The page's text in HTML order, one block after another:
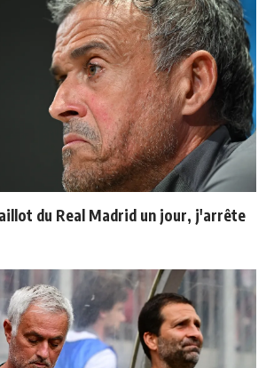
du Real Madrid un jour, j'arrête